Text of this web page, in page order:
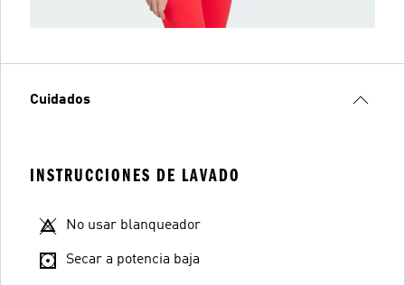
Cuidados
INSTRUCCIONES DE LAVADO
No usar blanqueador
Secar a potencia baja